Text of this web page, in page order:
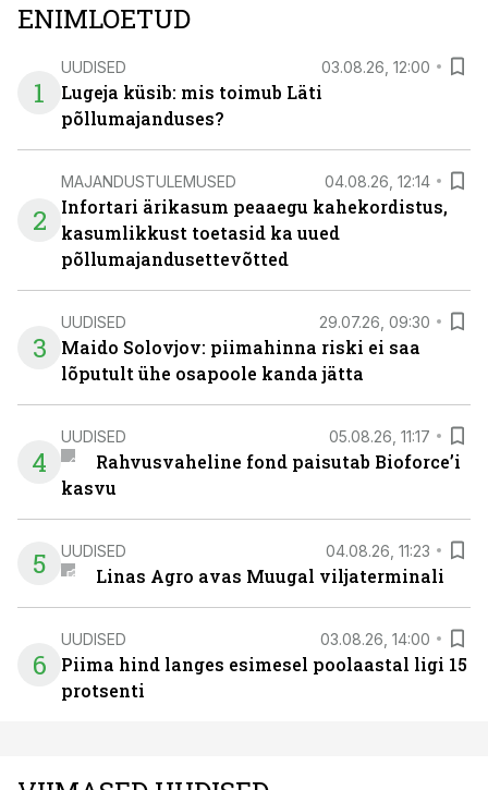
ENIMLOETUD
1
UUDISED 03.08.26, 12:00
Lugeja küsib: mis toimub Läti
põllumajanduses?
2
MAJANDUSTULEMUSED 04.08.26, 12:14
Infortari ärikasum peaaegu kahekordistus,
kasumlikkust toetasid ka uued
põllumajandusettevõtted
3
UUDISED 29.07.26, 09:30
Maido Solovjov: piimahinna riski ei saa
lõputult ühe osapoole kanda jätta
4
UUDISED 05.08.26, 11:17
Rahvusvaheline fond paisutab Bioforce’i
kasvu
5 UUDISED 04.08.26, 11:23
Linas Agro avas Muugal viljaterminali
6
UUDISED 03.08.26, 14:00
Piima hind langes esimesel poolaastal ligi 15
protsenti